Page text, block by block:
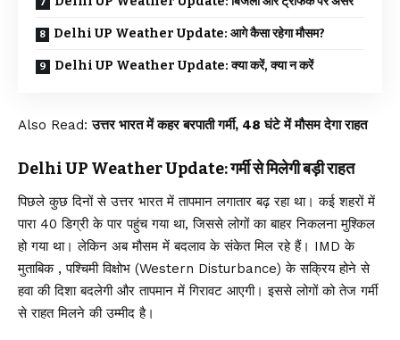
Delhi UP Weather Update: आगे कैसा रहेगा मौसम?
Delhi UP Weather Update: क्या करें, क्या न करें
Also Read:उत्तर भारत में कहर बरपाती गर्मी, 48 घंटे में मौसम देगा राहत
Delhi UP Weather Update: गर्मी से मिलेगी बड़ी राहत
पिछले कुछ दिनों से उत्तर भारत में तापमान लगातार बढ़ रहा था। कई शहरों में
पारा 40 डिग्री के पार पहुंच गया था, जिससे लोगों का बाहर निकलना मुश्किल
हो गया था। लेकिन अब मौसम में बदलाव के संकेत मिल रहे हैं। IMD के
मुताबिक , पश्चिमी विक्षोभ (Western Disturbance) के सक्रिय होने से
हवा की दिशा बदलेगी और तापमान में गिरावट आएगी। इससे लोगों को तेज गर्मी
से राहत मिलने की उम्मीद है।